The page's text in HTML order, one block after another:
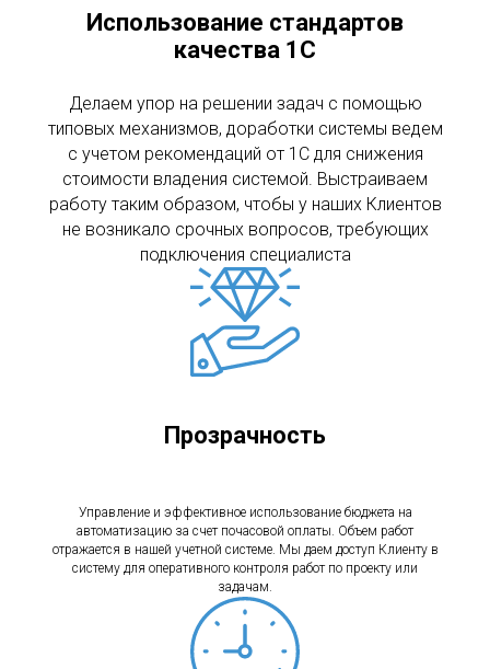
Использование стандартов
качества 1С
Делаем упор на решении задач с помощью
типовых механизмов, доработки системы ведем
с учетом рекомендаций от 1С для снижения
стоимости владения системой. Выстраиваем
работу таким образом, чтобы у наших Клиентов
не возникало срочных вопросов, требующих
подключения специалиста
Прозрачность
Управление и эффективное использование бюджета на
автоматизацию за счет почасовой оплаты. Объем работ
отражается в нашей учетной системе. Мы даем доступ Клиенту в
систему для оперативного контроля работ по проекту или
задачам.